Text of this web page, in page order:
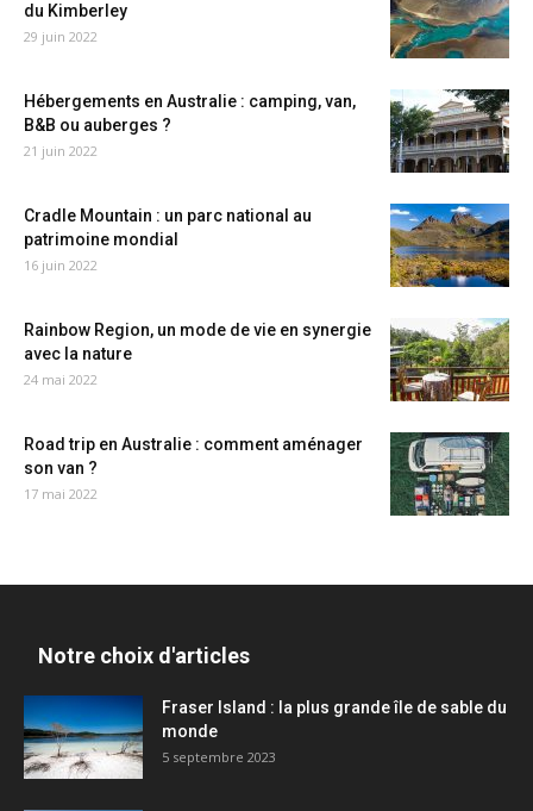
du Kimberley
29 juin 2022
Hébergements en Australie : camping, van,
B&B ou auberges ?
21 juin 2022
Cradle Mountain : un parc national au
patrimoine mondial
16 juin 2022
Rainbow Region, un mode de vie en synergie
avec la nature
24 mai 2022
Road trip en Australie : comment aménager
son van ?
17 mai 2022
Notre choix d'articles
Fraser Island : la plus grande île de sable du
monde
5 septembre 2023